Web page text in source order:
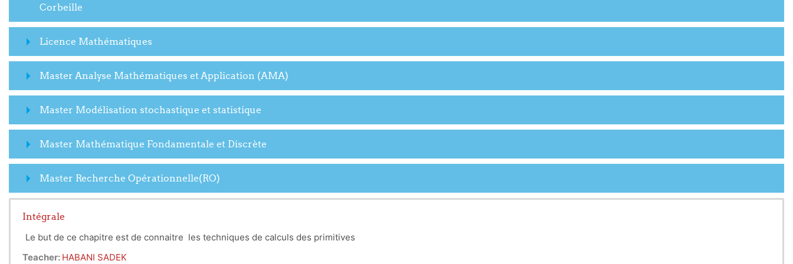
Corbeille
Licence Mathématiques
Master Analyse Mathématiques et Application (AMA)
Master Modélisation stochastique et statistique
Master Mathématique Fondamentale et Discrète
Master Recherche Opérationnelle(RO)
Intégrale
Le but de ce chapitre est de connaitre les techniques de calculs des primitives
Teacher: HABANI SADEK